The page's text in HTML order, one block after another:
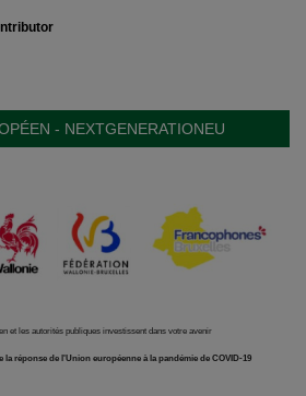
- NEXTGENERATIONEU
et les autorités publiques investissent dans votre avenir
la réponse de l'Union européenne à la pandémie de COVID-19